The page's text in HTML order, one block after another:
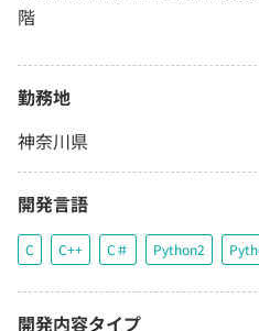
階
勤務地
神奈川県
開発言語
C C++ C＃ Python2
開発内容タイプ